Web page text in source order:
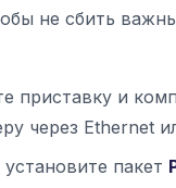
не сбить
приставку и
через Ethernet
пакет